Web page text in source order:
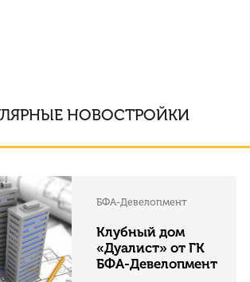
НОВОСТРОЙКИ
БФА-Девелопмент
Клубный дом
«Дуалист» от ГК
БФА-Девелопмент